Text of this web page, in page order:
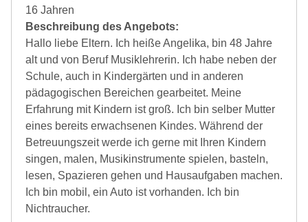
16 Jahren
Beschreibung des Angebots:
Hallo liebe Eltern. Ich heiße Angelika, bin 48 Jahre
alt und von Beruf Musiklehrerin. Ich habe neben der
Schule, auch in Kindergärten und in anderen
pädagogischen Bereichen gearbeitet. Meine
Erfahrung mit Kindern ist groß. Ich bin selber Mutter
eines bereits erwachsenen Kindes. Während der
Betreuungszeit werde ich gerne mit Ihren Kindern
singen, malen, Musikinstrumente spielen, basteln,
lesen, Spazieren gehen und Hausaufgaben machen.
Ich bin mobil, ein Auto ist vorhanden. Ich bin
Nichtraucher.